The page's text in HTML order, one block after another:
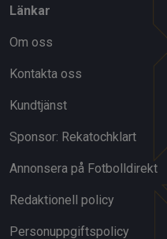
Länkar
Om oss
Kontakta oss
Kundtjänst
Sponsor: Rekatochklart
Annonsera på Fotbolldirekt
Redaktionell policy
Personuppgiftspolicy